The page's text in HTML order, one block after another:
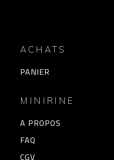
ACHATS
PANIER
MINIRINE
A PROPOS
FAQ
CGV